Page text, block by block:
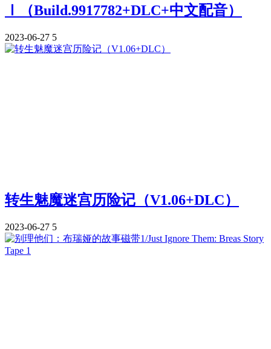
Ⅰ（Build.9917782+DLC+中文配音）
2023-06-27 5
转生魅魔迷宫历险记（V1.06+DLC）
2023-06-27 5